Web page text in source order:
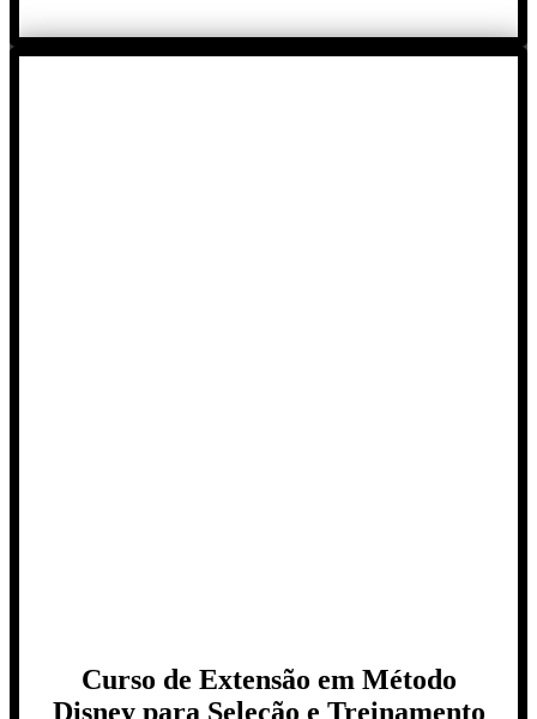
Curso de Extensão em Método
Disney para Seleção e Treinamento